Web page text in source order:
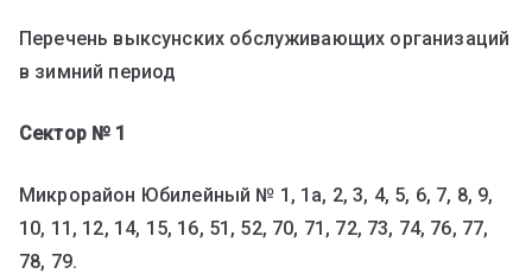
Перечень выксунских обслуживающих организаций
в зимний период
Сектор № 1
Микрорайон Юбилейный № 1, 1а, 2, 3, 4, 5, 6, 7, 8, 9,
10, 11, 12, 14, 15, 16, 51, 52, 70, 71, 72, 73, 74, 76, 77,
78, 79.